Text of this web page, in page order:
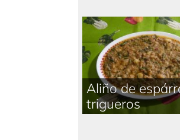
Aliño de
trigueros